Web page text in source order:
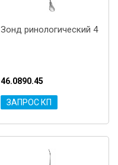
Зонд ринологический 4
46.0890.45
ЗАПРОС КП